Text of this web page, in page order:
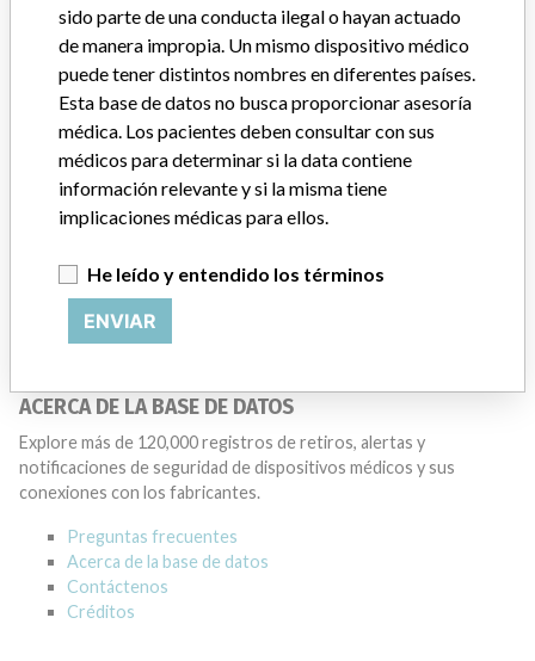
global recalls or in-country communication quickly and effectively,”
Abbott, which now owns St. Jude Medical told ICIJ in a statement.
In addition to sending global notices to physicians worldwide, we
also make sure that product advisories are available online and
classification of product recalls and product advisories are
determined by global regulatory bodies which can impact the
timing in any given country. MD companies follow varying
regulations in different countries. In come countries software is not
regulated so a recall in one country related to software would not
cycles within the regulatory process can be different in each country
Source
ACERCA DE LA BASE DE DATOS
Explore más de 120,000 registros de retiros, alertas y
notificaciones de seguridad de dispositivos médicos y sus
conexiones con los fabricantes.
Preguntas frecuentes
Acerca de la base de datos
Contáctenos
Créditos
sido parte de una conducta ilegal o hayan actuado
de manera impropia. Un mismo dispositivo médico
puede tener distintos nombres en diferentes países.
Esta base de datos no busca proporcionar asesoría
médica. Los pacientes deben consultar con sus
médicos para determinar si la data contiene
información relevante y si la misma tiene
implicaciones médicas para ellos.
He leído y entendido los términos
ENVIAR